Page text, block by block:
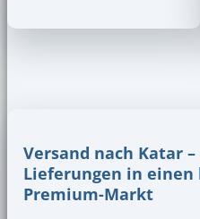
Versand nach Katar
Lieferungen in
Premium-Markt